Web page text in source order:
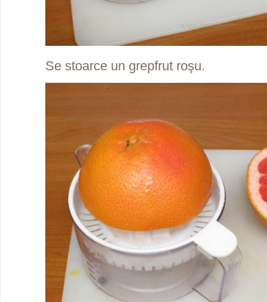
Se stoarce un grepfrut roşu.